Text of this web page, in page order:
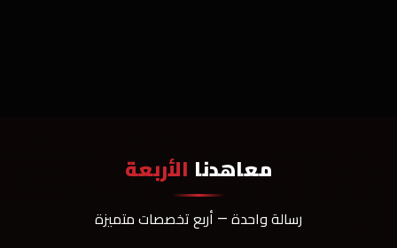
معاهدنا الأربعة
رسالة واحدة — أربع تخصصات متميزة